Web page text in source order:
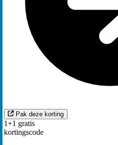
Pak deze korting
1+1 gratis
kortingscode